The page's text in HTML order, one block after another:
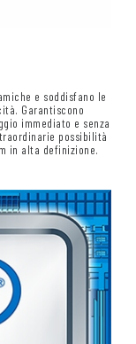
e soddisfano le
Garantiscono
immediato e senza
possibilità
in alta definizione.